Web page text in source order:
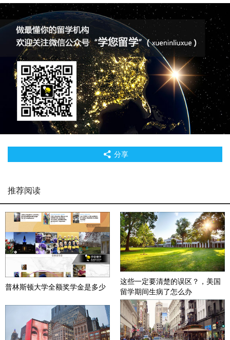
分享
推荐阅读
普林斯顿大学全额奖学金是多少
这些一定要清楚的误区？，美国
留学期间生病了怎么办